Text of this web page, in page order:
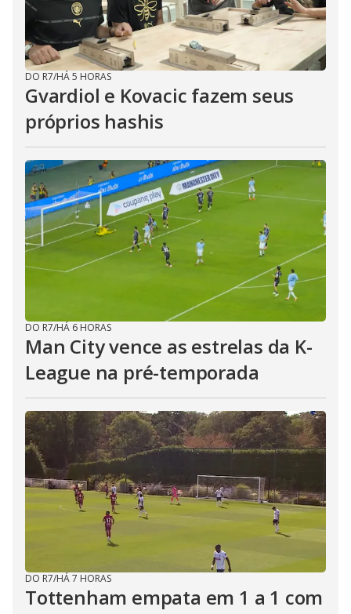
DO R7/HÁ 5 HORAS
Gvardiol e Kovacic fazem seus
próprios hashis
DO R7/HÁ 6 HORAS
Man City vence as estrelas da K-
League na pré-temporada
DO R7/HÁ 7 HORAS
Tottenham empata em 1 a 1 com